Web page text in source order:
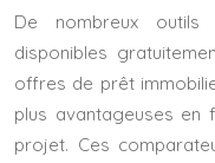
De nombreux
disponibles
offres de prêt
plus avantageuses
projet. Ces